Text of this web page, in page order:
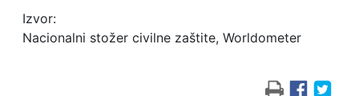
Izvor:
Nacionalni stožer civilne zaštite, Worldometer